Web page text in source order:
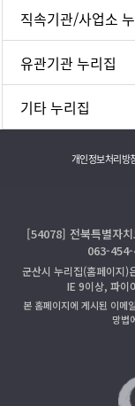
직속기관/사업소
유관기관 누리집
기타 누리집
개인정보처리방
[54078] 전북특별자
063-
군산시 누리집(홈페이지
IE 9이상, 파이
본 홈페이지에 게시된 이메
망법